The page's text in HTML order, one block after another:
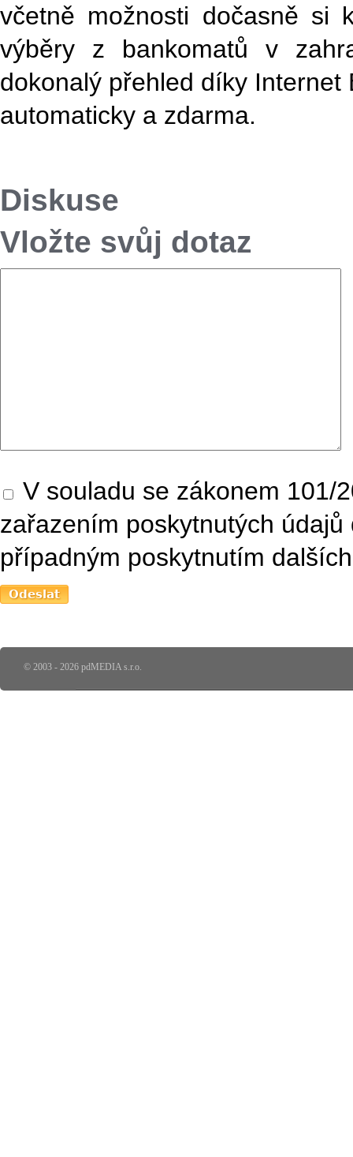
včetně možnosti dočasně si
výběry z bankomatů v
dokonalý přehled díky
automaticky a zdarma.
Diskuse
Vložte svůj dotaz
V souladu se zákonem 101/
zařazením poskytnutých
případným poskytnutím
© 2003 - 2026 pdMEDIA s.r.o.